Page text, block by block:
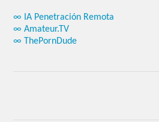
∞ IA Penetración Remota
∞ Amateur.TV
∞ ThePornDude